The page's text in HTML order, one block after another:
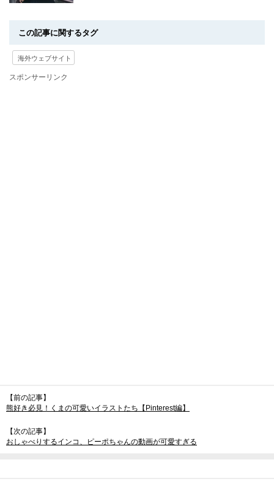
この記事に関するタグ
海外ウェブサイト
スポンサーリンク
【前の記事】
熊好き必見！くまの可愛いイラストたち【Pinterest編】
【次の記事】
おしゃべりするインコ、ピーポちゃんの動画が可愛すぎる